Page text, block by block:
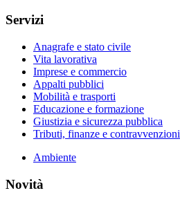
Servizi
Anagrafe e stato civile
Vita lavorativa
Imprese e commercio
Appalti pubblici
Mobilità e trasporti
Educazione e formazione
Giustizia e sicurezza pubblica
Tributi, finanze e contravvenzioni
Ambiente
Novità